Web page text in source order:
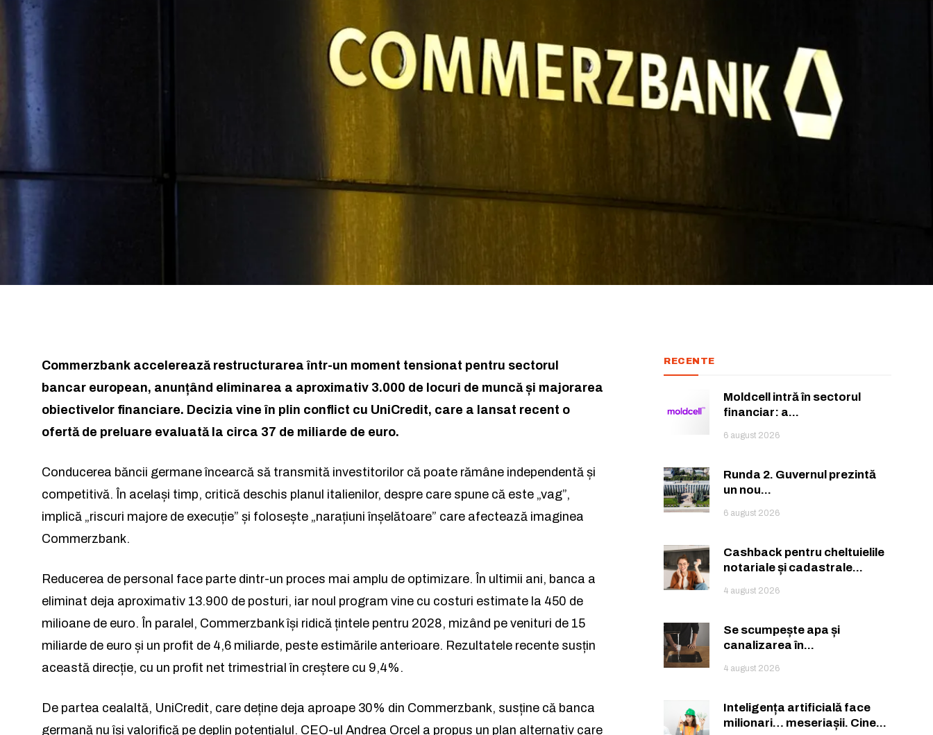
Rămâi conectat la lumea afacerilor și a ideilor care inspiră.
Rămâi conectat la lumea afacerilor și a ideilor care inspiră.
afacerilor și a ideilor care inspiră.
Commerzbank accelerează restructurarea într-un moment tensionat pentru sectorul
bancar european, anunțând eliminarea a aproximativ 3.000 de locuri de muncă și majorarea
obiectivelor financiare. Decizia vine în plin conflict cu UniCredit, care a lansat recent o
ofertă de preluare evaluată la circa 37 de miliarde de euro.
Conducerea băncii germane încearcă să transmită investitorilor că poate rămâne independentă și
competitivă. În același timp, critică deschis planul italienilor, despre care spune că este „vag”,
implică „riscuri majore de execuție” și folosește „narațiuni înșelătoare” care afectează imaginea
Commerzbank.
Reducerea de personal face parte dintr-un proces mai amplu de optimizare. În ultimii ani, banca a
eliminat deja aproximativ 13.900 de posturi, iar noul program vine cu costuri estimate la 450 de
milioane de euro. În paralel, Commerzbank își ridică țintele pentru 2028, mizând pe venituri de 15
miliarde de euro și un profit de 4,6 miliarde, peste estimările anterioare. Rezultatele recente susțin
această direcție, cu un profit net trimestrial în creștere cu 9,4%.
De partea cealaltă, UniCredit, care deține deja aproape 30% din Commerzbank, susține că banca
germană nu își valorifică pe deplin potențialul. CEO-ul Andrea Orcel a propus un plan alternativ care
RECENTE
Moldcell intră în sectorul
financiar: a...
6 august 2026
Runda 2. Guvernul prezintă
un nou...
6 august 2026
Cashback pentru cheltuielile
notariale și cadastrale...
4 august 2026
Se scumpește apa și
canalizarea în...
4 august 2026
Inteligența artificială face
milionari… meseriașii. Cine...